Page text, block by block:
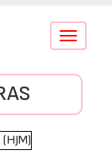
Conmutar